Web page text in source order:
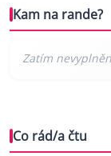
Kam na rande?
Co rád/a čtu